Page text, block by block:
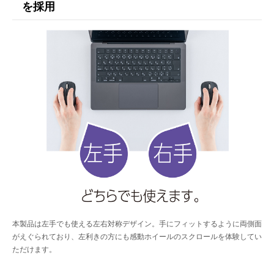
を採用
本製品は左手でも使える左右対称デザイン。手にフィットするように両側面
がえぐられており、左利きの方にも感動ホイールのスクロールを体験してい
ただけます。